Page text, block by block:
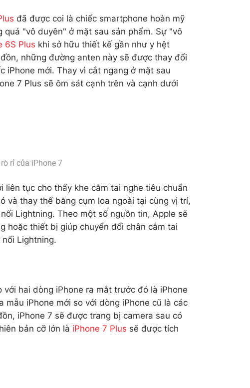
đã được coi là chiếc smartphone hoàn mỹ
"vô duyên" ở mặt sau sản phẩm. Sự "vô
6S Plus khi sở hữu thiết kế gần như y hệt
những đường anten này sẽ được thay đổi
iPhone mới. Thay vì cắt ngang ở mặt sau
7 Plus sẽ ôm sát cạnh trên và cạnh dưới
rỉ của iPhone 7
liên tục cho thấy khe cắm tai nghe tiêu chuẩn
và thay thế bằng cụm loa ngoài tại cùng vị trí,
Lightning. Theo một số nguồn tin, Apple sẽ
hoặc thiết bị giúp chuyển đổi chân cắm tai
Lightning.
hai dòng iPhone ra mắt trước đó là iPhone
iPhone mới so với dòng iPhone cũ là các
iPhone 7 sẽ được trang bị camera sau có
bản cỡ lớn là iPhone 7 Plus sẽ được tích